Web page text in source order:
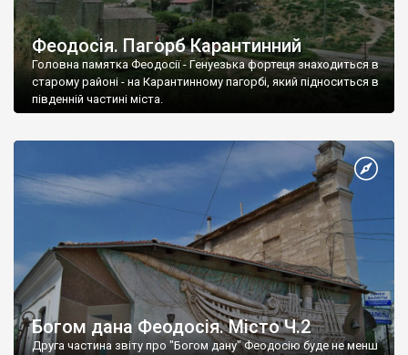
Феодосія. Пагорб Карантинний
Головна памятка Феодосії - Генуезька фортеця знаходиться в
старому районі - на Карантинному пагорбі, який підноситься в
південній частині міста.
Богом дана Феодосія. Місто Ч.2
Друга частина звіту про "Богом дану" Феодосію буде не менш